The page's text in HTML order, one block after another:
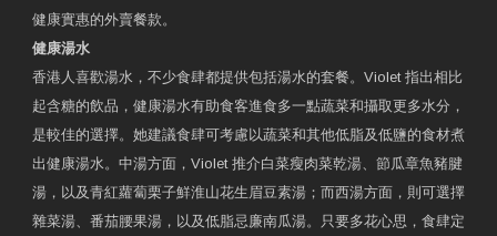
健康實惠的外賣餐款。
健康湯水
香港人喜歡湯水，不少食肆都提供包括湯水的套餐。Violet 指出相比
起含糖的飲品，健康湯水有助食客進食多一點蔬菜和攝取更多水分，
是較佳的選擇。她建議食肆可考慮以蔬菜和其他低脂及低鹽的食材煮
出健康湯水。中湯方面，Violet 推介白菜瘦肉菜乾湯、節瓜章魚豬腱
湯，以及青紅蘿蔔栗子鮮淮山花生眉豆素湯；而西湯方面，則可選擇
雜菜湯、番茄腰果湯，以及低脂忌廉南瓜湯。只要多花心思，食肆定